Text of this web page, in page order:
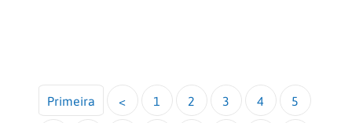
Primeira < 1 2 3 4 5